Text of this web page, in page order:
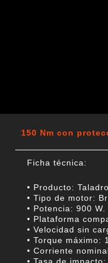
150 Nm con
Ficha técnica:
• Producto:
• Tipo de motor:
• Potencia: 900 W.
• Plataforma
• Velocidad sin
• Torque máximo:
• Corriente